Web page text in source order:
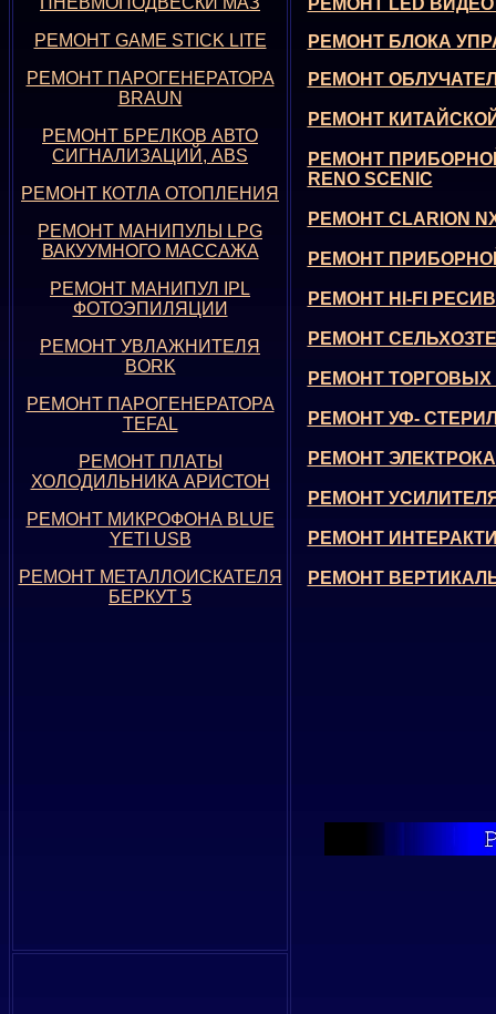
РЕМОНТ LED
РЕМОНТ БЛОКА
РЕМОНТ
РЕМОНТ
РЕМОНТ
RENO SCENIC
РЕМОНТ CLARION
РЕМОНТ
РЕМОНТ HI-FI
РЕМОНТ
РЕМОНТ
РЕМОНТ УФ-
РЕМОНТ
РЕМОНТ УСИЛИТЕЛЯ
РЕМОНТ
РЕМОНТ
РЕМОНТ GAME STICK LITE
РЕМОНТ ПАРОГЕНЕРАТОРА
BRAUN
РЕМОНТ БРЕЛКОВ АВТО
СИГНАЛИЗАЦИЙ, ABS
РЕМОНТ КОТЛА ОТОПЛЕНИЯ
РЕМОНТ МАНИПУЛЫ LPG
ВАКУУМНОГО МАССАЖА
РЕМОНТ МАНИПУЛ IPL
ФОТОЭПИЛЯЦИИ
РЕМОНТ УВЛАЖНИТЕЛЯ
BORK
РЕМОНТ ПАРОГЕНЕРАТОРА
TEFAL
РЕМОНТ ПЛАТЫ
ХОЛОДИЛЬНИКА АРИСТОН
РЕМОНТ МИКРОФОНА BLUE
YETI USB
РЕМОНТ МЕТАЛЛОИСКАТЕЛЯ
БЕРКУТ 5